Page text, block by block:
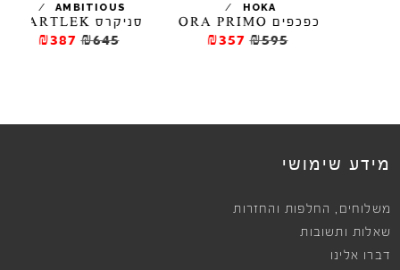
HOKA
/
כפכפים ORA PRIMO
₪595
₪357
AMBITIOUS
/
סניקרס FARTLEK
₪645
₪387
מידע שימושי
משלוחים , החלפות והחזרות
שאלות ותשובות
דברו אלינו